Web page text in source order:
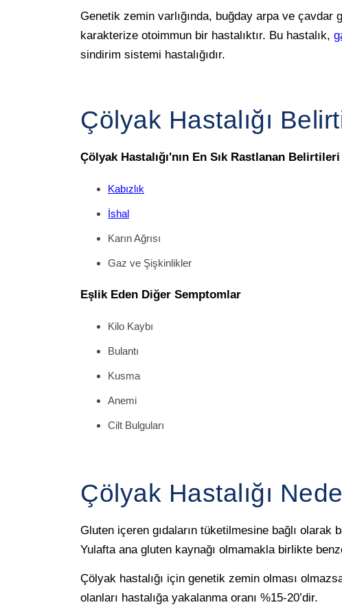
Genetik zemin varlığında, buğday arpa ve çavdar
karakterize otoimmun bir hastalıktır. Bu hastalık,
sindirim sistemi hastalığıdır.
Çölyak Hastalığı
Çölyak Hastalığı'nın En Sık Rastlanan Belirtileri
Kabızlık
İshal
Karın Ağrısı
Gaz ve Şişkinlikler
Eşlik Eden Diğer Semptomlar
Kilo Kaybı
Bulantı
Kusma
Anemi
Cilt Bulguları
Çölyak Hastalığı
Gluten içeren gıdaların tüketilmesine bağlı olarak
Yulafta ana gluten kaynağı olmamakla birlikte
Çölyak hastalığı için genetik zemin olması
olanları hastalığa yakalanma oranı %15-20’dir.